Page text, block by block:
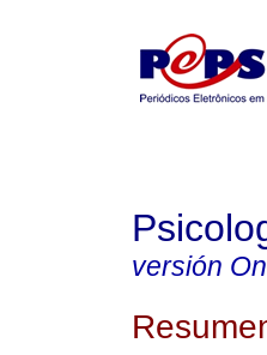
versión